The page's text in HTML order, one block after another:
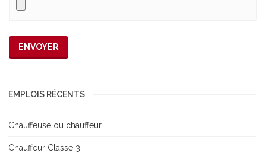
EMPLOIS RÉCENTS
Chauffeuse ou chauffeur
Chauffeur Classe 3